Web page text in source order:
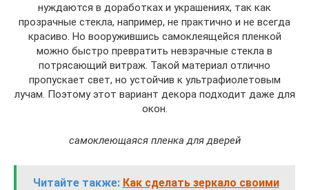
нуждаются в доработках и украшениях, так как
прозрачные стекла, например, не практично и не всегда
красиво. Но вооружившись самоклеящейся пленкой
можно быстро превратить невзрачные стекла в
потрясающий витраж. Такой материал отлично
пропускает свет, но устойчив к ультрафиолетовым
лучам. Поэтому этот вариант декора подходит даже для
окон.
самоклеющаяся пленка для дверей
Читайте также: Как сделать зеркало своими